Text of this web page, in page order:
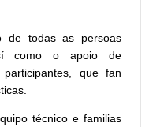
de todas as persoas
como o apoio de
que fan
técnico e familias